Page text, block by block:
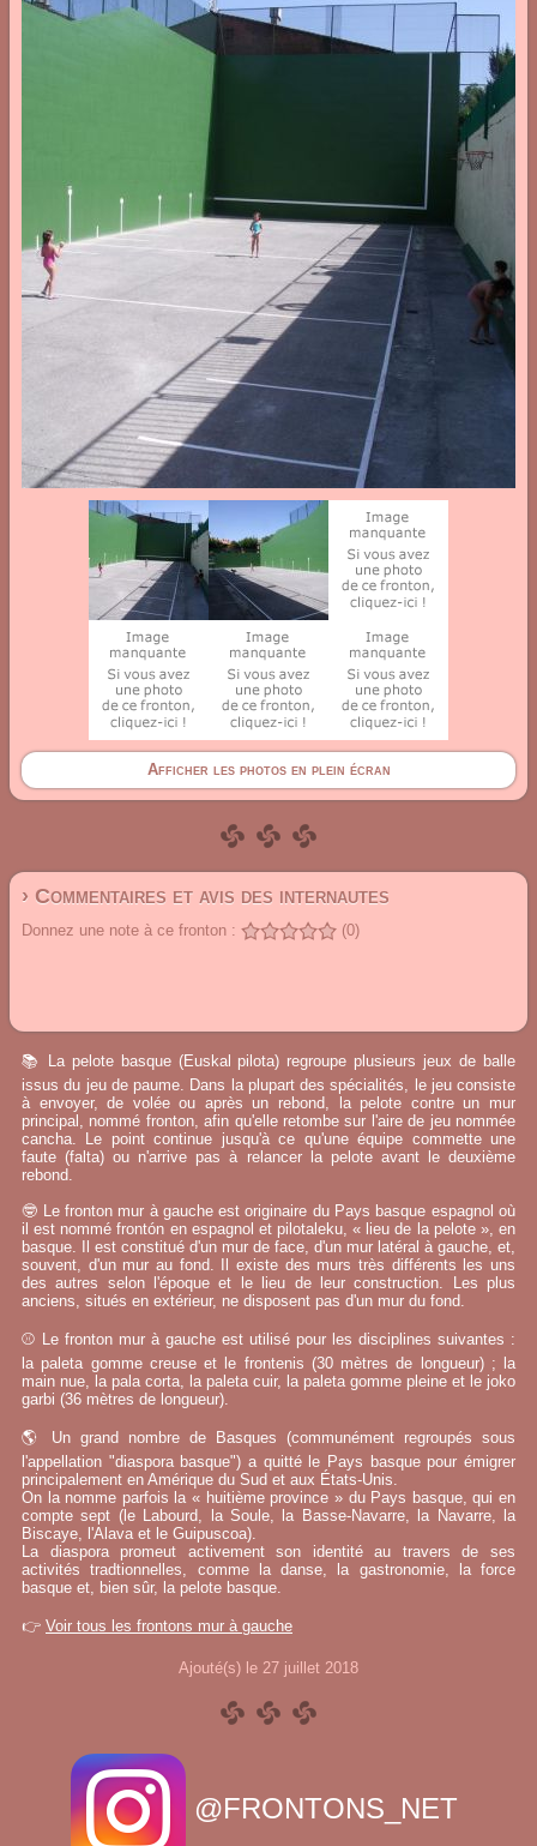
Afficher les photos en plein écran
› Commentaires et avis des internautes
Donnez une note à ce fronton : (0)
📚 La pelote basque (Euskal pilota) regroupe plusieurs jeux de balle
issus du jeu de paume. Dans la plupart des spécialités, le jeu consiste
à envoyer, de volée ou après un rebond, la pelote contre un mur
principal, nommé fronton, afin qu'elle retombe sur l'aire de jeu nommée
cancha. Le point continue jusqu'à ce qu'une équipe commette une
faute (falta) ou n'arrive pas à relancer la pelote avant le deuxième
rebond.
🤓 Le fronton mur à gauche est originaire du Pays basque espagnol où
il est nommé frontón en espagnol et pilotaleku, « lieu de la pelote », en
basque. Il est constitué d'un mur de face, d'un mur latéral à gauche, et,
souvent, d'un mur au fond. Il existe des murs très différents les uns
des autres selon l'époque et le lieu de leur construction. Les plus
anciens, situés en extérieur, ne disposent pas d'un mur du fond.
⚾ Le fronton mur à gauche est utilisé pour les disciplines suivantes :
la paleta gomme creuse et le frontenis (30 mètres de longueur) ; la
main nue, la pala corta, la paleta cuir, la paleta gomme pleine et le joko
garbi (36 mètres de longueur).
🌎 Un grand nombre de Basques (communément regroupés sous
l'appellation "diaspora basque") a quitté le Pays basque pour émigrer
principalement en Amérique du Sud et aux États-Unis.
On la nomme parfois la « huitième province » du Pays basque, qui en
compte sept (le Labourd, la Soule, la Basse-Navarre, la Navarre, la
Biscaye, l'Alava et le Guipuscoa).
La diaspora promeut activement son identité au travers de ses
activités tradtionnelles, comme la danse, la gastronomie, la force
basque et, bien sûr, la pelote basque.
👉 Voir tous les frontons mur à gauche
Ajouté(s) le 27 juillet 2018
@FRONTONS_NET